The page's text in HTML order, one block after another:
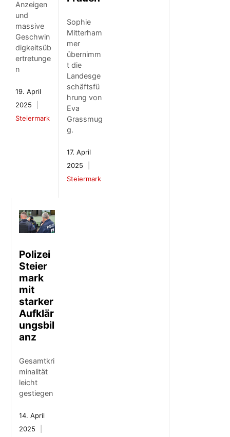
Anzeigen
und
massive
Geschwin
digkeitsüb
ertretunge
n
19. April
2025
Steiermark
Sophie
Mitterham
mer
übernimm
t die
Landesge
schäftsfü
hrung von
Eva
Grassmug
g.
17. April
2025
Steiermark
Polizei
Steier
mark
mit
starker
Aufklär
ungsbil
anz
Gesamtkri
minalität
leicht
gestiegen
14. April
2025